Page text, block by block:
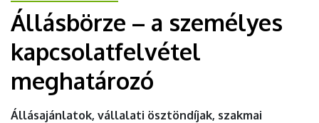
DEBRECENI
EGYETEM
Állásbörze – a személyes
kapcsolatfelvétel
meghatározó
Állásajánlatok, vállalati ösztöndíjak, szakmai